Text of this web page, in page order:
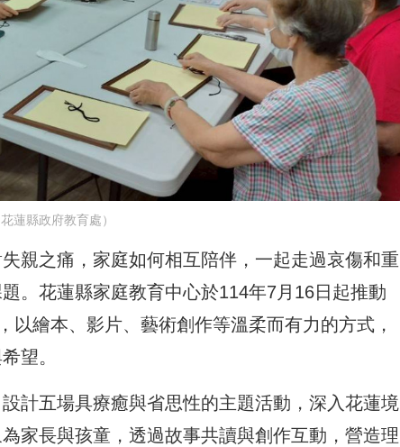
花蓮縣政府教育處）
親之痛，家庭如何相互陪伴，一起走過哀傷和重
。花蓮縣家庭教育中心於114年7月16日起推動
以繪本、影片、藝術創作等溫柔而有力的方式，
望。
計五場具療癒與省思性的主題活動，深入花蓮境
家長與孩童，透過故事共讀與創作互動，營造理